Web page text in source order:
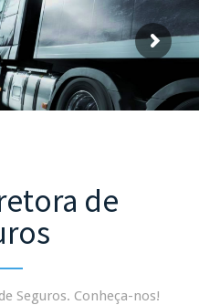
de
Seguros. Conheça-nos!